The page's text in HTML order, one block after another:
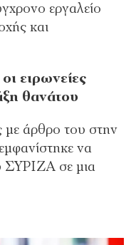
εργαλείο
και
ειρωνείες
θανάτου
άρθρο του στην
να
ΣΥΡΙΖΑ σε μια